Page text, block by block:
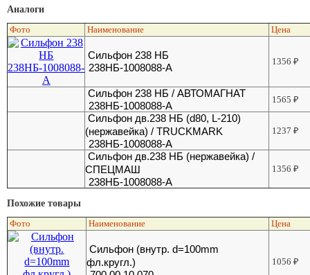
Аналоги
Фото Наименование Цена
Сильфон 238 НБ
238НБ-1008088-А
1356₽
Сильфон 238 НБ / АВТОМАГНАТ
238НБ-1008088-А
1565₽
Сильфон дв.238 НБ (d80, L-210)
(нержавейка) / TRUCKMARK
238НБ-1008088-А
1237₽
Сильфон дв.238 НБ (нержавейка) /
СПЕЦМАШ
238НБ-1008088-А
1356₽
Похожие товары
Фото Наименование Цена
Сильфон (внутр. d=100mm
фл.кругл.)
1056₽